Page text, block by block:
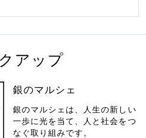
アップ
銀のマルシェ
銀のマルシェは、人生の新しい
一歩に光を当て、人と社会をつ
なぐ取り組みです。